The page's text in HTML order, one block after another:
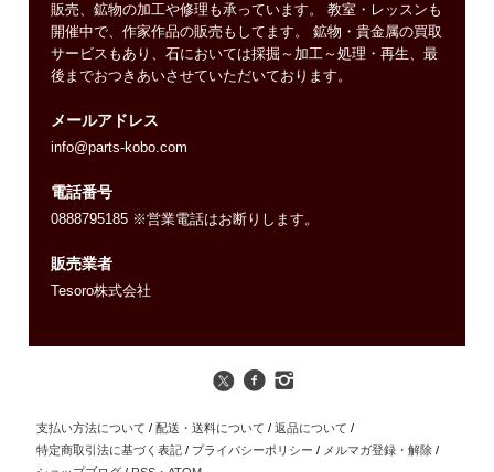
販売、鉱物の加工や修理も承っています。 教室・レッスンも
開催中で、作家作品の販売もしてます。 鉱物・貴金属の買取
サービスもあり、石においては採掘～加工～処理・再生、最
後までおつきあいさせていただいております。
メールアドレス
info@parts-kobo.com
電話番号
0888795185 ※営業電話はお断りします。
販売業者
Tesoro株式会社
支払い方法について / 配送・送料について / 返品について /
特定商取引法に基づく表記 / プライバシーポリシー / メルマガ登録・解除 /